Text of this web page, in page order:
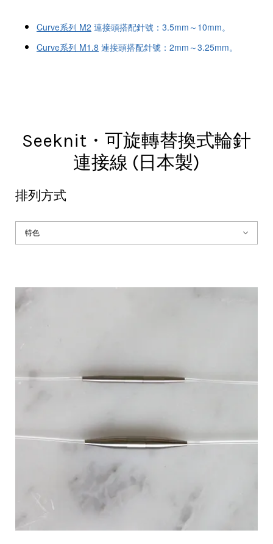
Curve系列 M2 連接頭搭配針號：3.5mm～ 10mm。
Curve系列 M1.8 連接頭搭配針號：2mm～3.25mm。
Seeknit・可旋轉替換式輪針
連接線 (日本製)
排列方式